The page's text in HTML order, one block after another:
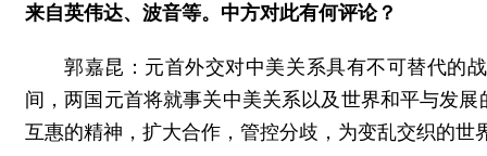
来自英伟达、波音等。中方对此有何评论？
郭嘉昆：元首外交对中美关系具有不可替代的
间，两国元首将就事关中美关系以及世界和平与发
互惠的精神，扩大合作，管控分歧，为变乱交织的世